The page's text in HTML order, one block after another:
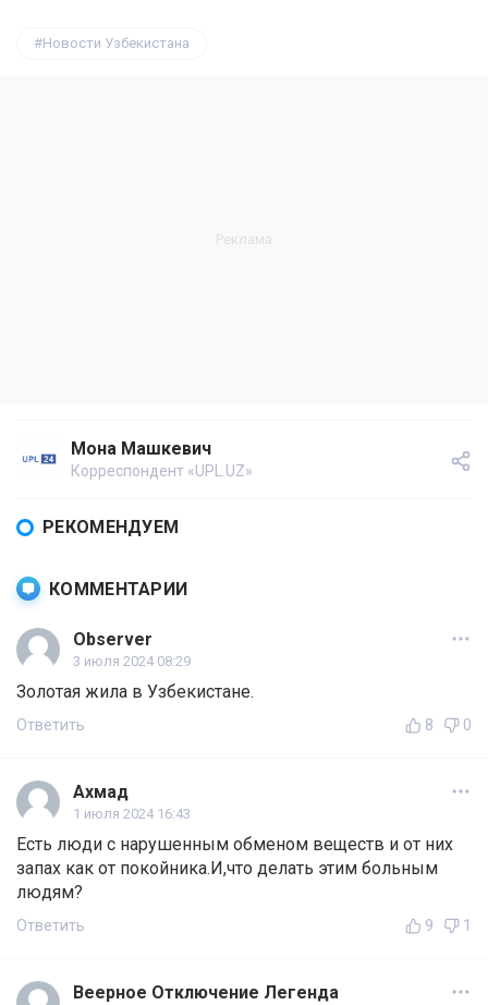
Новости Узбекистана
Мона Машкевич
Корреспондент «UPL.UZ»
РЕКОМЕНДУЕМ
КОММЕНТАРИИ
Observer
3 июля 2024 08:29
Золотая жила в Узбекистане.
Ответить 8 0
Ахмад
1 июля 2024 16:43
Есть люди с нарушенным обменом веществ и от них
запах как от покойника.И,что делать этим больным
людям?
Ответить 9 1
Веерное Отключение Легенда